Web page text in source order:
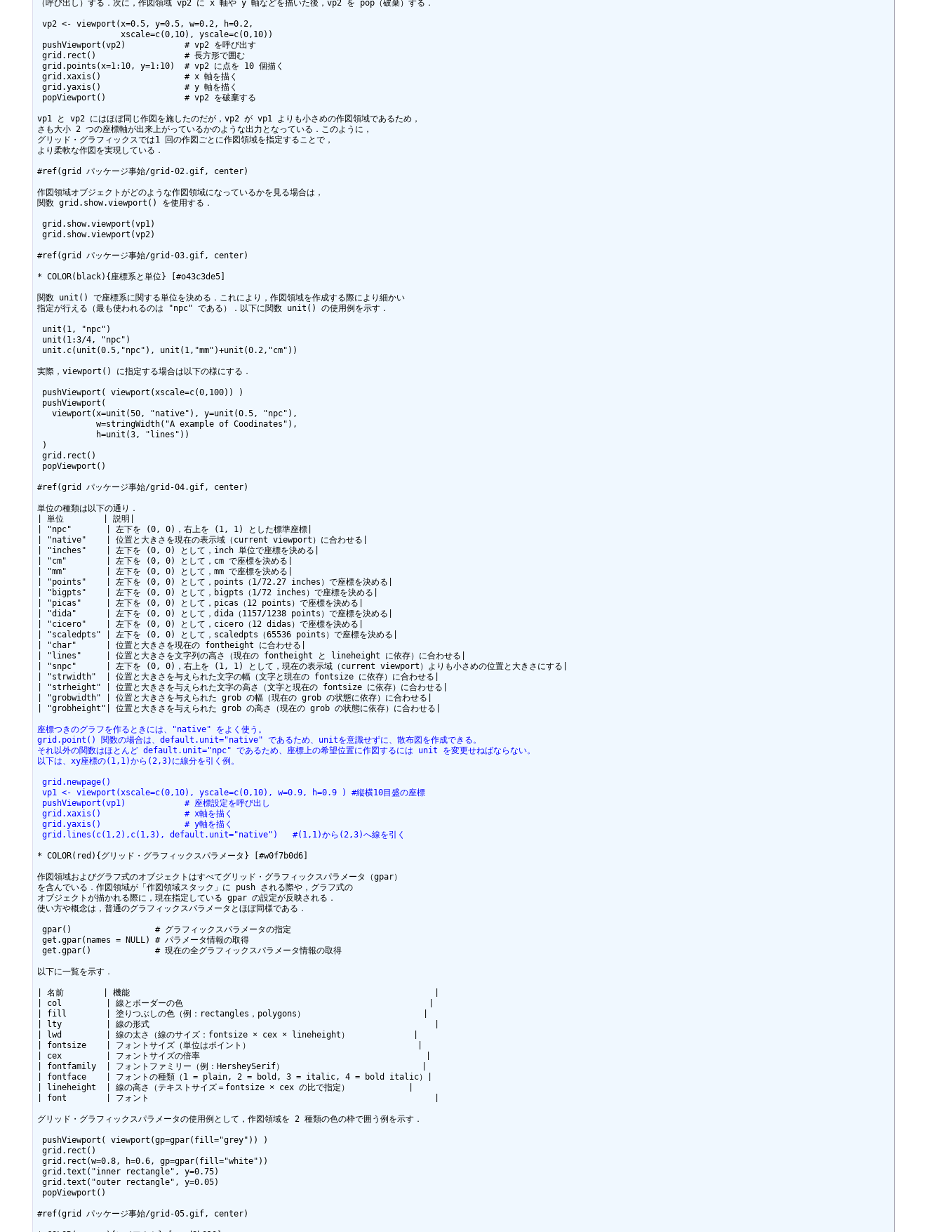
（呼び出し）する．次に，作図領域 vp2 に x 軸や y 軸などを描いた後，vp2 を pop（破棄）する．
vp1 と vp2 にはほぼ同じ作図を施したのだが，vp2 が vp1 よりも小さめの作図領域であるため，
さも大小 2 つの座標軸が出来上がっているかのような出力となっている．このように，
グリッド・グラフィックスでは1 回の作図ごとに作図領域を指定することで，
より柔軟な作図を実現している．
#ref(grid パッケージ事始/grid-02.gif, center)
作図領域オブジェクトがどのような作図領域になっているかを見る場合は，
関数 grid.show.viewport() を使用する．
#ref(grid パッケージ事始/grid-03.gif, center)
* COLOR(black){座標系と単位} [#o43c3de5]
関数 unit() で座標系に関する単位を決める．これにより，作図領域を作成する際により細かい
指定が行える（最も使われるのは "npc" である）．以下に関数 unit() の使用例を示す．
実際，viewport() に指定する場合は以下の様にする．
#ref(grid パッケージ事始/grid-04.gif, center)
単位の種類は以下の通り．
| 単位        | 説明|
| "npc"       | 左下を (0, 0)，右上を (1, 1) とした標準座標|
| "native"    | 位置と大きさを現在の表示域（current viewport）に合わせる|
| "inches"    | 左下を (0, 0) として，inch 単位で座標を決める|
| "cm"        | 左下を (0, 0) として，cm で座標を決める|
| "mm"        | 左下を (0, 0) として，mm で座標を決める|
| "points"    | 左下を (0, 0) として，points（1/72.27 inches）で座標を決める|
| "bigpts"    | 左下を (0, 0) として，bigpts（1/72 inches）で座標を決める|
| "picas"     | 左下を (0, 0) として，picas（12 points）で座標を決める|
| "dida"      | 左下を (0, 0) として，dida（1157/1238 points）で座標を決める|
| "cicero"    | 左下を (0, 0) として，cicero（12 didas）で座標を決める|
| "scaledpts" | 左下を (0, 0) として，scaledpts（65536 points）で座標を決める|
| "char"      | 位置と大きさを現在の fontheight に合わせる|
| "lines"     | 位置と大きさを文字列の高さ（現在の fontheight と lineheight に依存）に合わせる|
| "snpc"      | 左下を (0, 0)，右上を (1, 1) として，現在の表示域（current viewport）よりも小さめの位置と大きさにする|
| "strwidth"  | 位置と大きさを与えられた文字の幅（文字と現在の fontsize に依存）に合わせる|
| "strheight" | 位置と大きさを与えられた文字の高さ（文字と現在の fontsize に依存）に合わせる|
| "grobwidth" | 位置と大きさを与えられた grob の幅（現在の grob の状態に依存）に合わせる|
| "grobheight"| 位置と大きさを与えられた grob の高さ（現在の grob の状態に依存）に合わせる|
座標つきのグラフを作るときには、"native" をよく使う。
grid.point() 関数の場合は、default.unit="native" であるため、unitを意識せずに、散布図を作成できる。
それ以外の関数はほとんど default.unit="npc" であるため、座標上の希望位置に作図するには unit を変更せねばならない。
以下は、xy座標の(1,1)から(2,3)に線分を引く例。
grid.newpage()
vp1 <- viewport(xscale=c(0,10), yscale=c(0,10), w=0.9, h=0.9 ) #縦横10目盛の座標
pushViewport(vp1)            # 座標設定を呼び出し
grid.xaxis()                 # x軸を描く
grid.yaxis()                 # y軸を描く
grid.lines(c(1,2),c(1,3), default.unit="native")   #(1,1)から(2,3)へ線を引く
* COLOR(red){グリッド・グラフィックスパラメータ} [#w0f7b0d6]
作図領域およびグラフ式のオブジェクトはすべてグリッド・グラフィックスパラメータ（gpar）
を含んでいる．作図領域が「作図領域スタック」に push される際や，グラフ式の
オブジェクトが描かれる際に，現在指定している gpar の設定が反映される．
使い方や概念は，普通のグラフィックスパラメータとほぼ同様である．
以下に一覧を示す．
| 名前        | 機能                                                              |
| col         | 線とボーダーの色                                                  |
| fill        | 塗りつぶしの色（例：rectangles，polygons）                        |
| lty         | 線の形式                                                          |
| lwd         | 線の太さ（線のサイズ：fontsize × cex × lineheight）             |
| fontsize    | フォントサイズ（単位はポイント）                                  |
| cex         | フォントサイズの倍率                                              |
| fontfamily  | フォントファミリー（例：HersheySerif）                            |
| fontface    | フォントの種類（1 = plain, 2 = bold, 3 = italic, 4 = bold italic）|
| lineheight  | 線の高さ（テキストサイズ＝fontsize × cex の比で指定）            |
| font        | フォント                                                          |
グリッド・グラフィックスパラメータの使用例として，作図領域を 2 種類の色の枠で囲う例を示す．
#ref(grid パッケージ事始/grid-05.gif, center)